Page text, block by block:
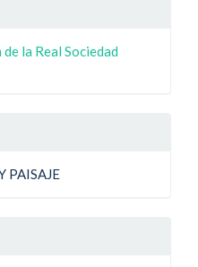
la Real Sociedad
PAISAJE